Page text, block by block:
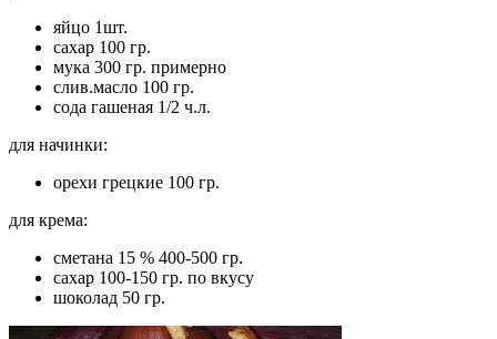
яйцо 1шт.
сахар 100 гр.
мука 300 гр. примерно
слив.масло 100 гр.
сода гашеная 1/2 ч.л.
для начинки:
орехи грецкие 100 гр.
для крема:
сметана 15 % 400-500 гр.
сахар 100-150 гр. по вкусу
шоколад 50 гр.